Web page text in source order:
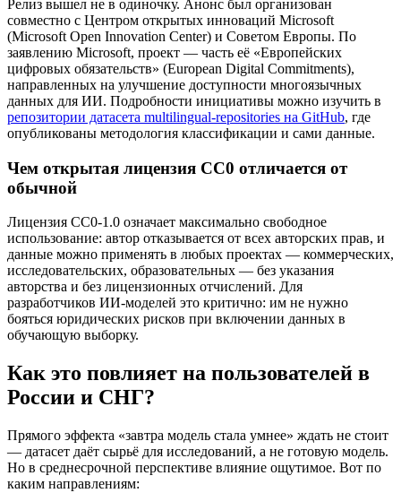
Релиз вышел не в одиночку. Анонс был организован
совместно с Центром открытых инноваций Microsoft
(Microsoft Open Innovation Center) и Советом Европы. По
заявлению Microsoft, проект — часть её «Европейских
цифровых обязательств» (European Digital Commitments),
направленных на улучшение доступности многоязычных
данных для ИИ. Подробности инициативы можно изучить в
репозитории датасета multilingual-repositories на GitHub, где
опубликованы методология классификации и сами данные.
Чем открытая лицензия CC0 отличается от
обычной
Лицензия CC0-1.0 означает максимально свободное
использование: автор отказывается от всех авторских прав, и
данные можно применять в любых проектах — коммерческих,
исследовательских, образовательных — без указания
авторства и без лицензионных отчислений. Для
разработчиков ИИ-моделей это критично: им не нужно
бояться юридических рисков при включении данных в
обучающую выборку.
Как это повлияет на пользователей в
России и СНГ?
Прямого эффекта «завтра модель стала умнее» ждать не стоит
— датасет даёт сырьё для исследований, а не готовую модель.
Но в среднесрочной перспективе влияние ощутимое. Вот по
каким направлениям: